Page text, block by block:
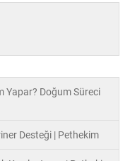
Yapar? Doğum Süreci
Desteği | Pethekim